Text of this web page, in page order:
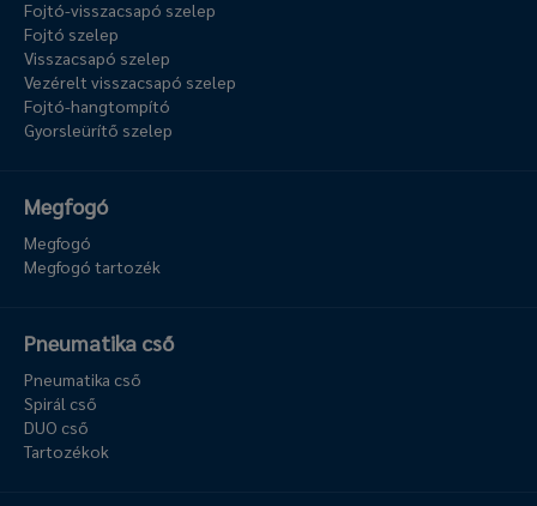
Fojtó-visszacsapó szelep
Fojtó szelep
Visszacsapó szelep
Vezérelt visszacsapó szelep
Fojtó-hangtompító
Gyorsleürítő szelep
Megfogó
Megfogó
Megfogó tartozék
Pneumatika cső
Pneumatika cső
Spirál cső
DUO cső
Tartozékok